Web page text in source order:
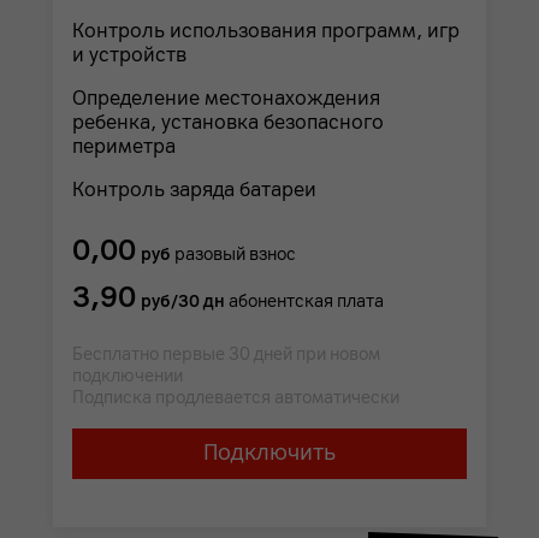
Контроль использования программ, игр
и устройств
Определение местонахождения
ребенка, установка безопасного
периметра
Контроль заряда батареи
0,00 руб разовый взнос
3,90 руб/30 дн абонентская плата
Бесплатно первые 30 дней при новом
подключении
Подписка продлевается автоматически
Подключить